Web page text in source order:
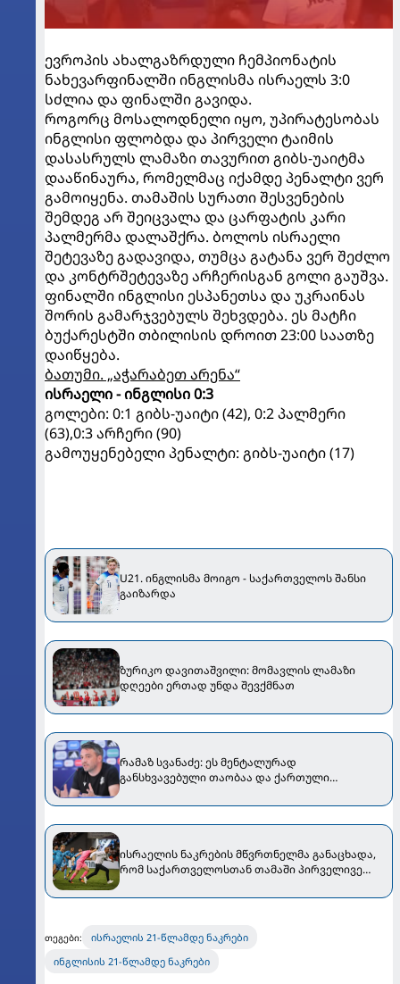
ევროპის ახალგაზრდული ჩემპიონატის
ნახევარფინალში ინგლისმა ისრაელს 3:0
სძლია და ფინალში გავიდა.
როგორც მოსალოდნელი იყო, უპირატესობას
ინგლისი ფლობდა და პირველი ტაიმის
დასასრულს ლამაზი თავურით გიბს-უაიტმა
დააწინაურა, რომელმაც იქამდე პენალტი ვერ
გამოიყენა. თამაშის სურათი შესვენების
შემდეგ არ შეიცვალა და ცარფატის კარი
პალმერმა დალაშქრა. ბოლოს ისრაელი
შეტევაზე გადავიდა, თუმცა გატანა ვერ შეძლო
და კონტრშეტევაზე არჩერისგან გოლი გაუშვა.
ფინალში ინგლისი ესპანეთსა და უკრაინას
შორის გამარჯვებულს შეხვდება. ეს მატჩი
ბუქარესტში თბილისის დროით 23:00 საათზე
დაიწყება.
ბათუმი. „აჭარაბეთ არენა“
ისრაელი - ინგლისი 0:3
გოლები: 0:1 გიბს-უაიტი (42), 0:2 პალმერი
(63),0:3 არჩერი (90)
გამოუყენებელი პენალტი: გიბს-უაიტი (17)
U21. ინგლისმა მოიგო - საქართველოს შანსი
გაიზარდა
ზურიკო დავითაშვილი: მომავლის ლამაზი
დღეები ერთად უნდა შევქმნათ
რამაზ სვანაძე: ეს მენტალურად
განსხვავებული თაობაა და ქართული
ისრაელის ნაკრების მწვრთნელმა განაცხადა,
რომ საქართველოსთან თამაში პირველივე
თეგები:
ისრაელის 21-წლამდე ნაკრები
ინგლისის 21-წლამდე ნაკრები